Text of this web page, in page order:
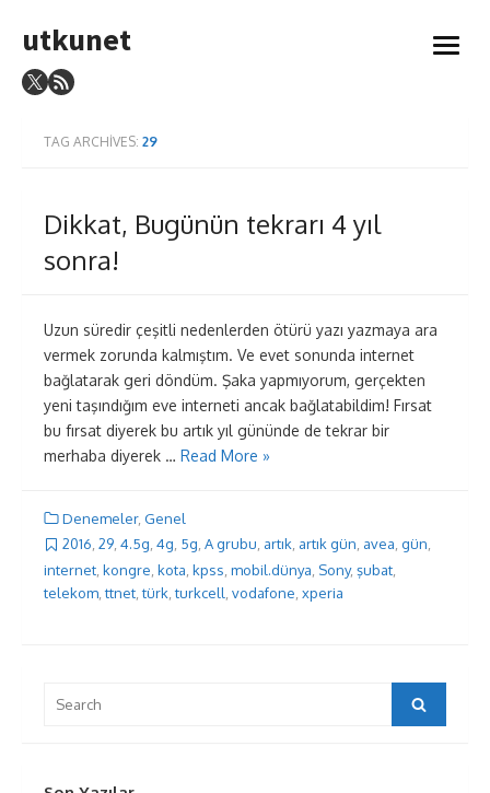
to
utkunet
open
TAG ARCHIVES: 29
Dikkat, Bugünün tekrarı 4 yıl
sonra!
Uzun süredir çeşitli nedenlerden ötürü yazı yazmaya ara
vermek zorunda kalmıştım. Ve evet sonunda internet
bağlatarak geri döndüm. Şaka yapmıyorum, gerçekten
yeni taşındığım eve interneti ancak bağlatabildim! Fırsat
bu fırsat diyerek bu artık yıl gününde de tekrar bir
merhaba diyerek … Read More »
Denemeler, Genel
2016, 29, 4.5g, 4g, 5g, A grubu, artık, artık gün, avea, gün,
internet kongre kota kpss mobil.dünya Sony, şubat
telekom ,ttnet ,türk ,turkcell vodafone xperia
for:
Search